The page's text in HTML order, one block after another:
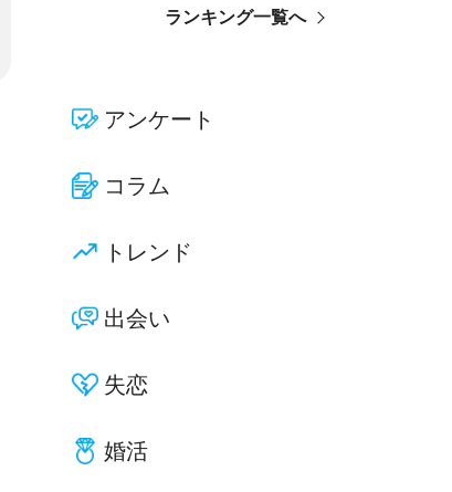
ランキング一覧へ
アンケート
コラム
トレンド
出会い
失恋
婚活